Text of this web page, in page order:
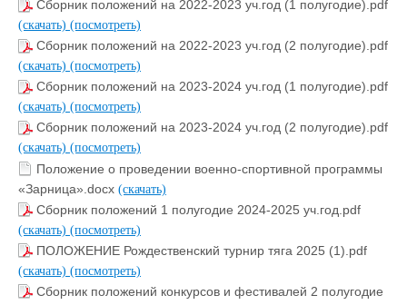
Сборник положений на 2022-2023 уч.год (1 полугодие).pdf
(скачать) (посмотреть)
Сборник положений на 2022-2023 уч.год (2 полугодие).pdf
(скачать) (посмотреть)
Сборник положений на 2023-2024 уч.год (1 полугодие).pdf
(скачать) (посмотреть)
Сборник положений на 2023-2024 уч.год (2 полугодие).pdf
(скачать) (посмотреть)
Положение о проведении военно-спортивной программы
«Зарница».docx (скачать)
Сборник положений 1 полугодие 2024-2025 уч.год.pdf
(скачать) (посмотреть)
ПОЛОЖЕНИЕ Рождественский турнир тяга 2025 (1).pdf
(скачать) (посмотреть)
Сборник положений конкурсов и фестивалей 2 полугодие